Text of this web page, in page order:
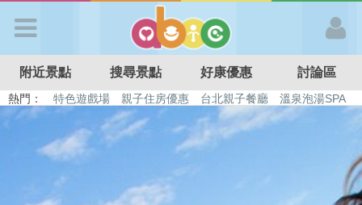
APP登入
首 頁
搜尋景點
附近景點 搜尋景點 好康優惠 討論區
熱門： 特色遊戲場 親子住房優惠 台北親子餐廳
溫泉泡湯SPA
溜滑梯民宿
觀光工廠 日本親子景點